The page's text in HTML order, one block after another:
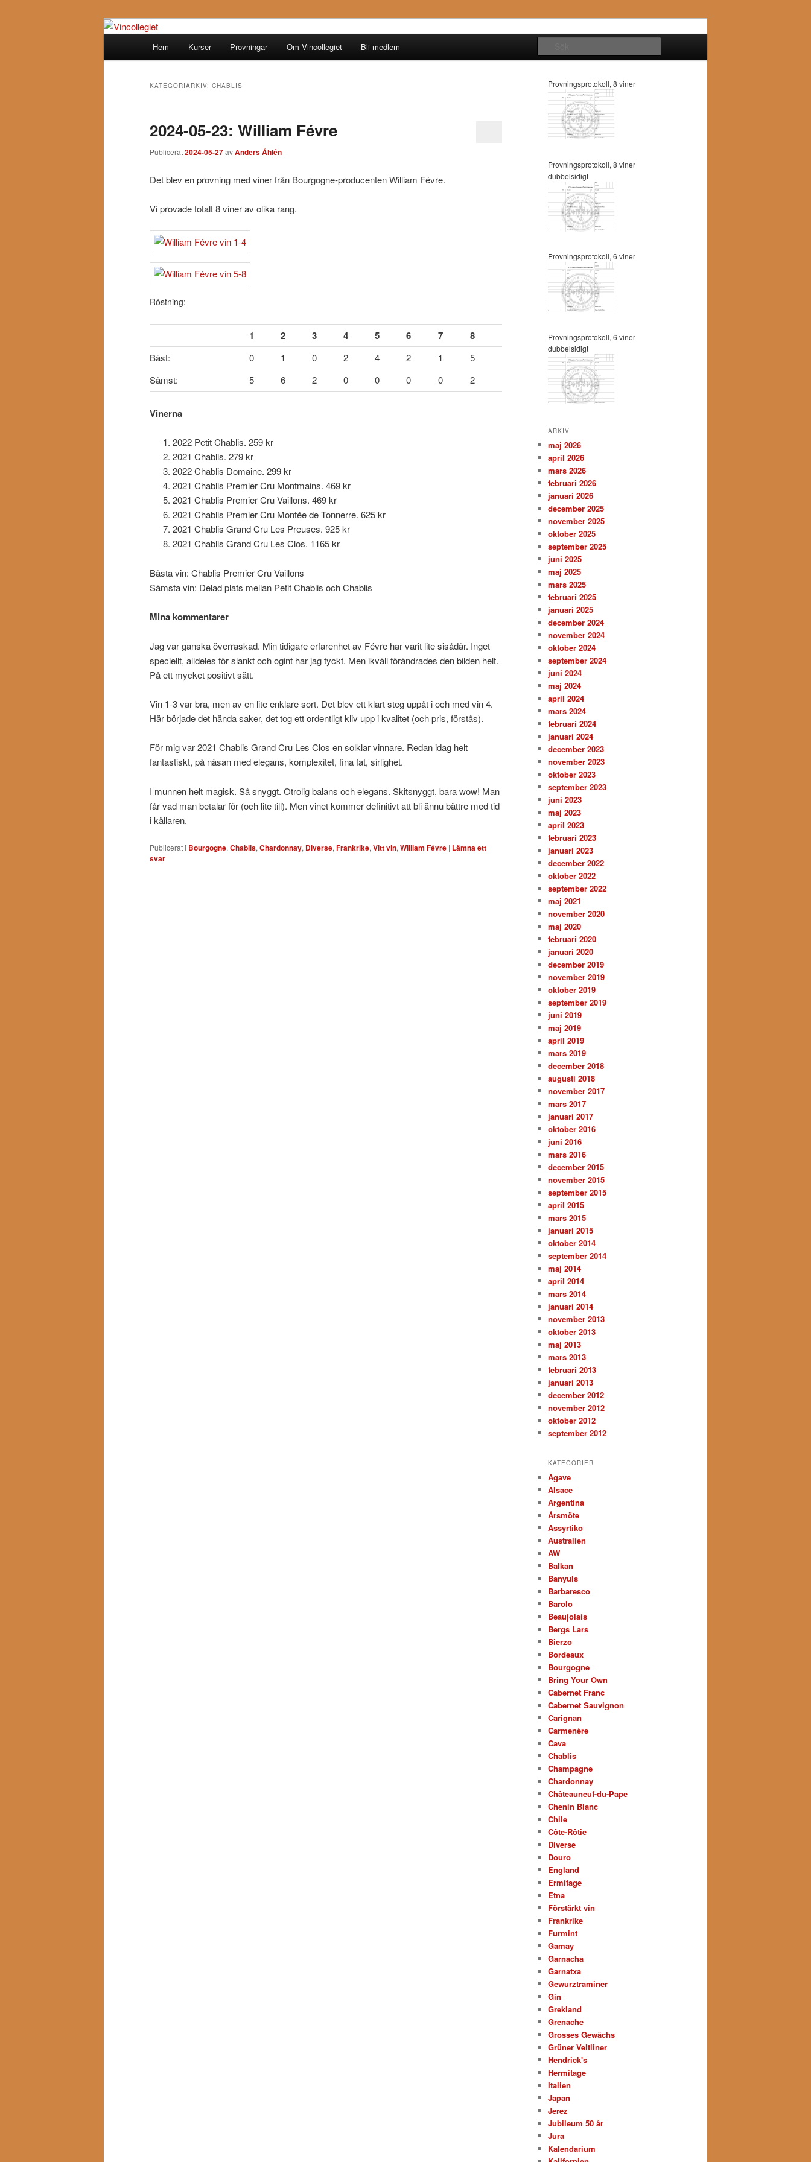
Vincollegiet
Hem Kurser Provningar Om Vincollegiet Bli medlem
KATEGORIARKIV: CHABLIS
2024-05-23: William Févre
Publicerat2024-05-27avAnders Åhlén
Det blev en provning med viner från Bourgogne-producenten William Févre.
Vi provade totalt 8 viner av olika rang.
Röstning:
1 2 3 4 5 6 7 8
Bäst: 0 1 0 2 4 2 1
5
Sämst:
5 6 2 0 0 0 0 2
Vinerna
2022 Petit Chablis. 259 kr
2021 Chablis. 279 kr
2022 Chablis Domaine. 299 kr
2021 Chablis Premier Cru Montmains. 469 kr
2021 Chablis Premier Cru Vaillons. 469 kr
2021 Chablis Premier Cru Montée de Tonnerre. 625 kr
2021 Chablis Grand Cru Les Preuses. 925 kr
2021 Chablis Grand Cru Les Clos. 1165 kr
Bästa vin: Chablis Premier Cru Vaillons
Sämsta vin: Delad plats mellan Petit Chablis och Chablis
Mina kommentarer
Jag var ganska överraskad. Min tidigare erfarenhet av Févre har varit lite sisådär. Inget
speciellt, alldeles för slankt och ogint har jag tyckt. Men ikväll förändrades den bilden helt.
På ett mycket positivt sätt.
Vin 1-3 var bra, men av en lite enklare sort. Det blev ett klart steg uppåt i och med vin 4.
Här började det hända saker, det tog ett ordentligt kliv upp i kvalitet (och pris, förstås).
För mig var 2021 Chablis Grand Cru Les Clos en solklar vinnare. Redan idag helt
fantastiskt, på näsan med elegans, komplexitet, fina fat, sirlighet.
I munnen helt magisk. Så snyggt. Otrolig balans och elegans. Skitsnyggt, bara wow! Man
får vad man betalar för (och lite till). Men vinet kommer definitivt att bli ännu bättre med tid
i källaren.
Publicerat i Bourgogne, Chablis, Chardonnay, Diverse, Frankrike, Vitt vin, William Févre | Lämna ett
svar
Provningsprotokoll, 8 viner
Provningsprotokoll, 8 viner
dubbelsidigt
Provningsprotokoll, 6 viner
Provningsprotokoll, 6 viner
dubbelsidigt
ARKIV
maj 2026
april 2026
mars 2026
februari 2026
januari 2026
december 2025
november 2025
oktober 2025
september 2025
juni 2025
maj 2025
mars 2025
februari 2025
januari 2025
december 2024
november 2024
oktober 2024
september 2024
juni 2024
maj 2024
april 2024
mars 2024
februari 2024
januari 2024
december 2023
november 2023
oktober 2023
september 2023
juni 2023
maj 2023
april 2023
februari 2023
januari 2023
december 2022
oktober 2022
september 2022
maj 2021
november 2020
maj 2020
februari 2020
januari 2020
december 2019
november 2019
oktober 2019
september 2019
juni 2019
maj 2019
april 2019
mars 2019
december 2018
augusti 2018
november 2017
mars 2017
januari 2017
oktober 2016
juni 2016
mars 2016
december 2015
november 2015
september 2015
april 2015
mars 2015
januari 2015
oktober 2014
september 2014
maj 2014
april 2014
mars 2014
januari 2014
november 2013
oktober 2013
maj 2013
mars 2013
februari 2013
januari 2013
december 2012
november 2012
oktober 2012
september 2012
KATEGORIER
Agave
Alsace
Argentina
Årsmöte
Assyrtiko
Australien
AW
Balkan
Banyuls
Barbaresco
Barolo
Beaujolais
Bergs Lars
Bierzo
Bordeaux
Bourgogne
Bring Your Own
Cabernet Franc
Cabernet Sauvignon
Carignan
Carmenère
Cava
Chablis
Champagne
Chardonnay
Châteauneuf-du-Pape
Chenin Blanc
Chile
Côte-Rôtie
Diverse
Douro
England
Ermitage
Etna
Förstärkt vin
Frankrike
Furmint
Gamay
Garnacha
Garnatxa
Gewurztraminer
Gin
Grekland
Grenache
Grosses Gewächs
Grüner Veltliner
Hendrick's
Hermitage
Italien
Japan
Jerez
Jubileum 50 år
Jura
Kalendarium